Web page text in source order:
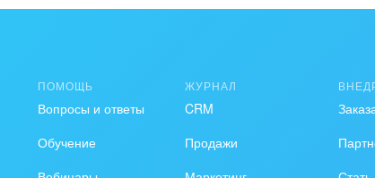
автобизнес
Трудоустройство
ПОМОЩЬ
Вопросы и ответы
Обучение
ЖУРНАЛ
CRM
Продажи